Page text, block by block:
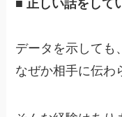
■ 正しい話をして
データを示しても
なぜか相手に伝